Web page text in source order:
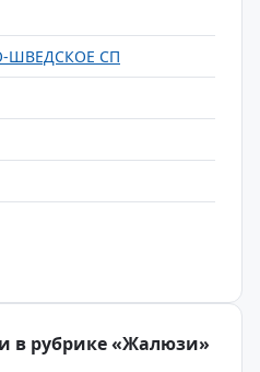
ШВЕДСКОЕ СП
в рубрике «Жалюзи»